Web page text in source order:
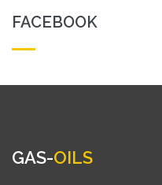
FACEBOOK
GAS-OILS